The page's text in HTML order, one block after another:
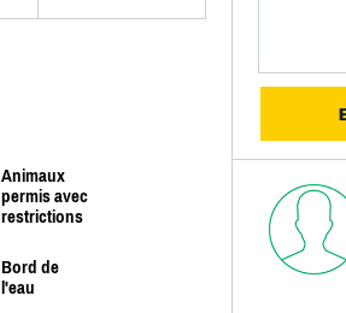
Animaux
permis avec
restrictions
Bord de
l'eau